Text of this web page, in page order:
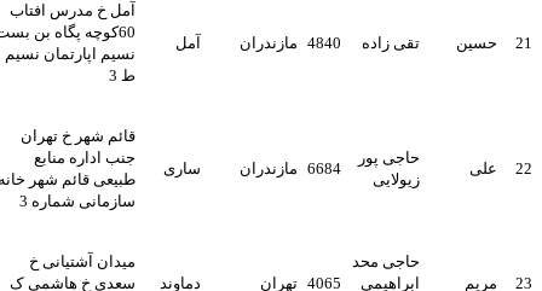
21 حسین تقی زاده 4840 مازندران آمل
آمل خ مدرس افتاب
60کوچه پگاه بن بست
نسیم اپارتمان نسیم
ط 3
22 علی
حاجی پور
زیولایی
6684 مازندران ساری
قائم شهر خ تهران
جنب اداره منابع
طبیعی قائم شهر خانه
سازمانی شماره 3
23 مریم
حاجی محد
ابراهیمی
4065 تهران دماوند
میدان آشتیانی خ
سعدی خ هاشمی ک